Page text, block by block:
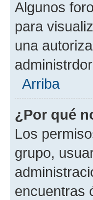
Algunos
para
una
Arriba
¿Por qué
Los
grupo,
encuentras